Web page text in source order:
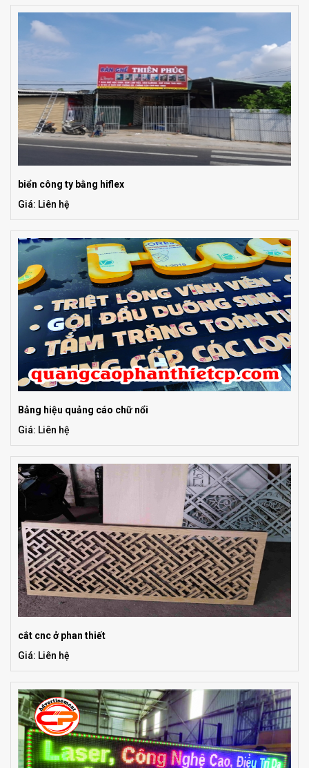
biển công ty bằng hiflex
Giá: Liên hệ
Bảng hiệu quảng cáo chữ nổi
Giá: Liên hệ
cắt cnc ở phan thiết
Giá: Liên hệ